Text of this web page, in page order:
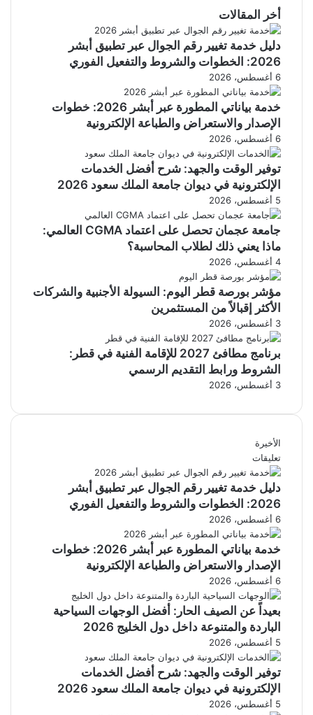
أخر المقالات
دليل خدمة تغيير رقم الجوال عبر تطبيق أبشر
2026: الخطوات والشروط والتفعيل الفوري
6 أغسطس، 2026
خدمة بياناتي المطورة عبر أبشر 2026: خطوات
الإصدار والاستعراض والطباعة الإلكترونية
6 أغسطس، 2026
توفير الوقت والجهد: شرح أفضل الخدمات
الإلكترونية في ديوان جامعة الملك سعود 2026
5 أغسطس، 2026
جامعة عجمان تحصل على اعتماد CGMA العالمي:
ماذا يعني ذلك لطلاب المحاسبة؟
4 أغسطس، 2026
مؤشر بورصة قطر اليوم: السيولة الأجنبية والشركات
الأكثر إقبالاً من المستثمرين
3 أغسطس، 2026
برنامج مطافئ 2027 للإقامة الفنية في قطر:
الشروط ورابط التقديم الرسمي
3 أغسطس، 2026
الأخيرة
تعليقات
دليل خدمة تغيير رقم الجوال عبر تطبيق أبشر
2026: الخطوات والشروط والتفعيل الفوري
6 أغسطس، 2026
خدمة بياناتي المطورة عبر أبشر 2026: خطوات
الإصدار والاستعراض والطباعة الإلكترونية
6 أغسطس، 2026
بعيداً عن الصيف الحار: أفضل الوجهات السياحية
الباردة والمتنوعة داخل دول الخليج 2026
5 أغسطس، 2026
توفير الوقت والجهد: شرح أفضل الخدمات
الإلكترونية في ديوان جامعة الملك سعود 2026
5 أغسطس، 2026